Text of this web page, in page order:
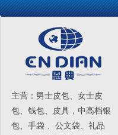
主营：男士皮包、女士皮
包、钱包、皮具，中高档银
包、手袋 、公文袋、礼品